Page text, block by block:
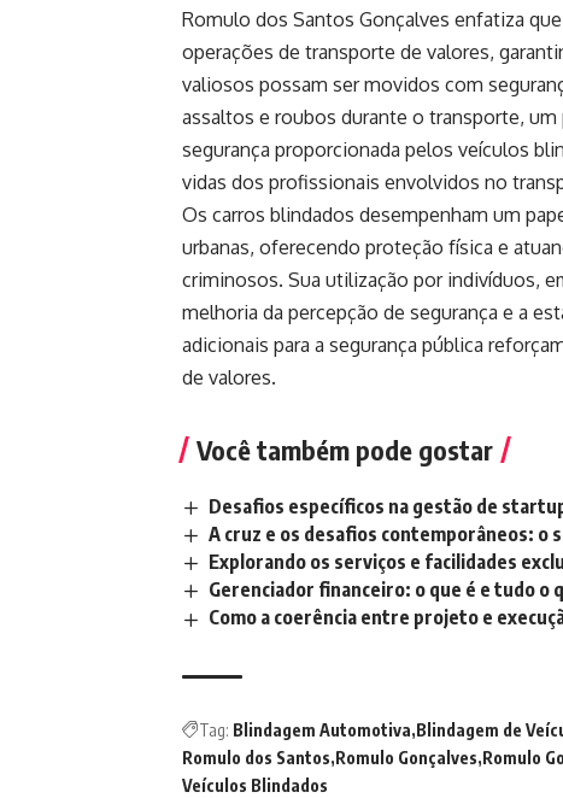
Romulo dos Santos Gonçalves enfatiza
operações de transporte de valores,
valiosos possam ser movidos com
assaltos e roubos durante o transporte,
segurança proporcionada pelos veículos
vidas dos profissionais envolvidos no
Os carros blindados desempenham um
urbanas, oferecendo proteção física e
criminosos. Sua utilização por indivíduos,
melhoria da percepção de segurança e a
adicionais para a segurança pública
de valores.
Você também pode gostar
Desafios específicos na gestão de
A cruz e os desafios contemporâneos:
Explorando os serviços e facilidades
Gerenciador financeiro: o que é e tudo o
Como a coerência entre projeto e
Tag: Blindagem Automotiva Blindagem de
Romulo dos Santos Romulo Gonçalves Romulo
Veículos Blindados